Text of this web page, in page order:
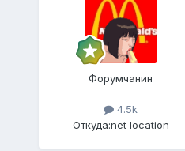
Форумчанин
4.5k
Откуда:net location